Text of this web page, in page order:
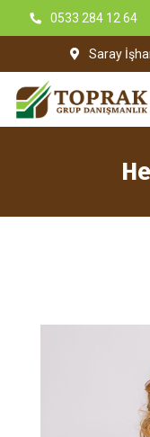
0533 284 12 64
Saray